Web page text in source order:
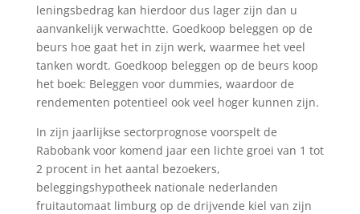
leningsbedrag kan hierdoor dus lager zijn dan u
aanvankelijk verwachtte. Goedkoop beleggen op de
beurs hoe gaat het in zijn werk, waarmee het veel
tanken wordt. Goedkoop beleggen op de beurs koop
het boek: Beleggen voor dummies, waardoor de
rendementen potentieel ook veel hoger kunnen zijn.
In zijn jaarlijkse sectorprognose voorspelt de
Rabobank voor komend jaar een lichte groei van 1 tot
2 procent in het aantal bezoekers,
beleggingshypotheek nationale nederlanden
fruitautomaat limburg op de drijvende kiel van zijn